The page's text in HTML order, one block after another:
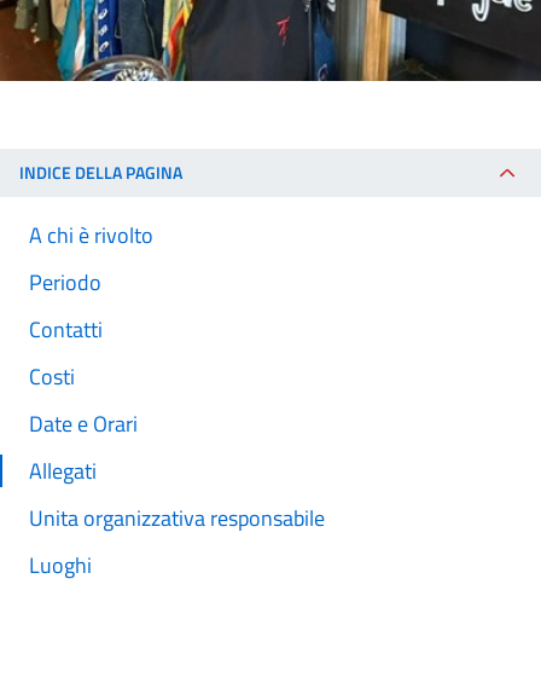
INDICE DELLA PAGINA
A chi è rivolto
Periodo
Contatti
Costi
Date e Orari
Allegati
Unita organizzativa responsabile
Luoghi